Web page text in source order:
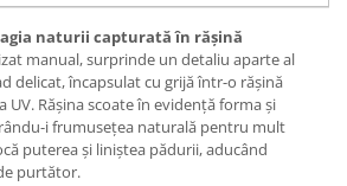
colț
naturii capturată în rășină
manual, surprinde un detaliu aparte al
delicat, încapsulat cu grijă într-o rășină
UV. Rășina scoate în evidență forma și
i frumusețea naturală pentru mult
puterea și liniștea pădurii, aducând
purtător.